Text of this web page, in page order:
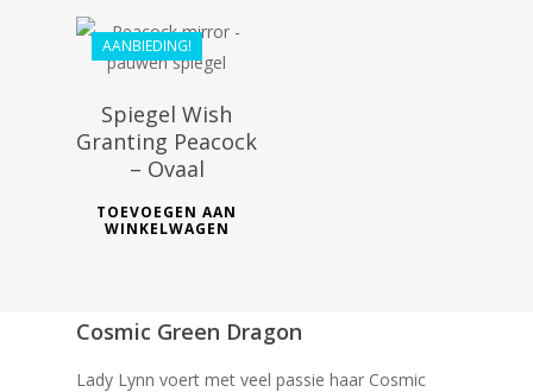
AANBIEDING!
Spiegel Wish
Granting Peacock
– Ovaal
TOEVOEGEN AAN
WINKELWAGEN
Cosmic Green Dragon
Lady Lynn voert met veel passie haar Cosmic